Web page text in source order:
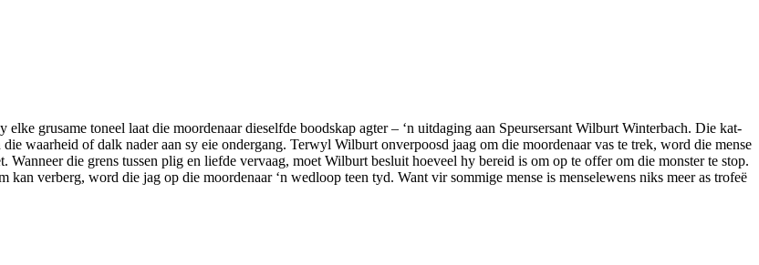
grusame toneel laat die moordenaar dieselfde boodskap agter – ‘n uitdaging aan Speursersant Wilburt Winterbach. Die kat-
waarheid of dalk nader aan sy eie ondergang. Terwyl Wilburt onverpoosd jaag om die moordenaar vas te trek, word die mense
Wanneer die grens tussen plig en liefde vervaag, moet Wilburt besluit hoeveel hy bereid is om op te offer om die monster te stop.
verberg, word die jag op die moordenaar ‘n wedloop teen tyd. Want vir sommige mense is menselewens niks meer as trofeë